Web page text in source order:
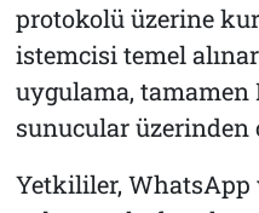
protokolü üzerine
istemcisi temel
uygulama,
sunucular üzerinden
Yetkililer, WhatsApp